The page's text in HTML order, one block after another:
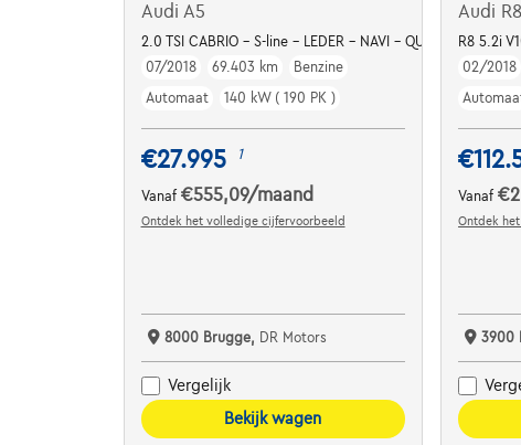
Audi A5
2.0 TSI CABRIO - S-line - LEDER - NAVI - QUATTRO
07/2018
69.403 km
Benzine
Automaat
140 kW ( 190 PK )
€27.995 1
Vanaf €555,09/maand
Ontdek het volledige cijfervoorbeeld
8000 Brugge, DR Motors
Vergelijk
Bekijk wagen
Audi R8
R8 5.2i
02/2018
Vanaf
Ontdek
3900